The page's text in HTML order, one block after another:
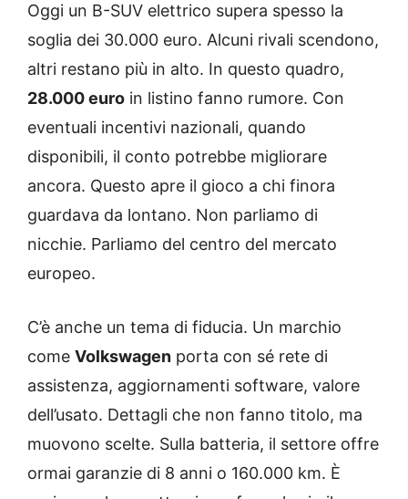
Oggi un B-SUV elettrico supera spesso la
soglia dei 30.000 euro. Alcuni rivali scendono,
altri restano più in alto. In questo quadro,
28.000 euro in listino fanno rumore. Con
eventuali incentivi nazionali, quando
disponibili, il conto potrebbe migliorare
ancora. Questo apre il gioco a chi finora
guardava da lontano. Non parliamo di
nicchie. Parliamo del centro del mercato
europeo.
C’è anche un tema di fiducia. Un marchio
come Volkswagen porta con sé rete di
assistenza, aggiornamenti software, valore
dell’usato. Dettagli che non fanno titolo, ma
muovono scelte. Sulla batteria, il settore offre
ormai garanzie di 8 anni o 160.000 km. È